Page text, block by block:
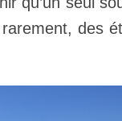
des